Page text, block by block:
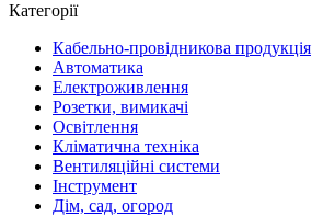
Категорії
Кабельно-провідникова продукція
Автоматика
Електроживлення
Розетки, вимикачі
Освітлення
Кліматична техніка
Вентиляційні системи
Інструмент
Дім, сад, огород